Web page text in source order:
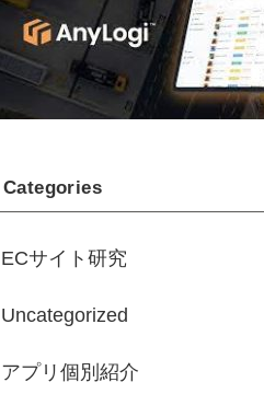
Categories
ECサイト研究
Uncategorized
アプリ個別紹介